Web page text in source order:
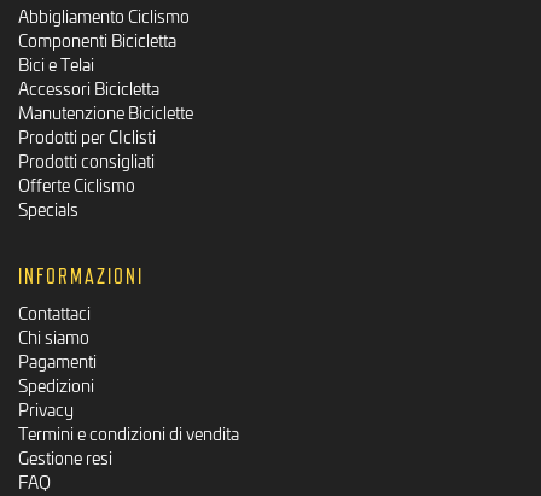
Abbigliamento Ciclismo
Componenti Bicicletta
Bici e Telai
Accessori Bicicletta
Manutenzione Biciclette
Prodotti per CIclisti
Prodotti consigliati
Offerte Ciclismo
Specials
INFORMAZIONI
Contattaci
Chi siamo
Pagamenti
Spedizioni
Privacy
Termini e condizioni di vendita
Gestione resi
FAQ